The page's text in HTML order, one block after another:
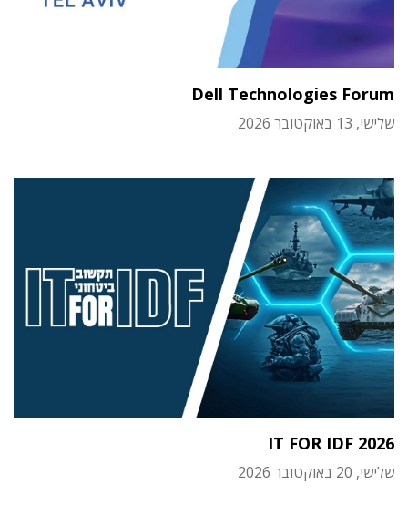
Dell Technologies Forum
שלישי, 13 באוקטובר 2026
IT FOR IDF 2026
שלישי, 20 באוקטובר 2026